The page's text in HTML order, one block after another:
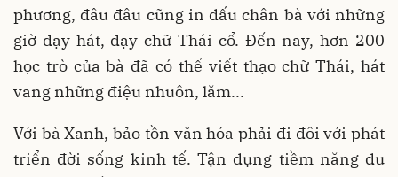
phương, đâu đâu cũng in dấu chân bà với những
giờ dạy hát, dạy chữ Thái cổ. Đến nay, hơn 200
học trò của bà đã có thể viết thạo chữ Thái, hát
vang những điệu nhuôn, lăm...
Với bà Xanh, bảo tồn văn hóa phải đi đôi với phát
triển đời sống kinh tế. Tận dụng tiềm năng du